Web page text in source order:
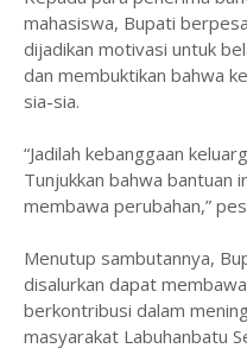
mahasiswa, Bupati
dijadikan motivasi untuk
dan membuktikan bahwa
sia-sia.
‎“Jadilah kebanggaan
Tunjukkan bahwa bantuan
membawa perubahan,”
‎Menutup sambutannya,
disalurkan dapat
berkontribusi dalam
masyarakat Labuhanbatu